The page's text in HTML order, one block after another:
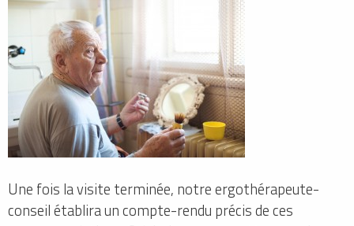
Une fois la visite terminée, notre ergothérapeute-
conseil établira un compte-rendu précis de ces